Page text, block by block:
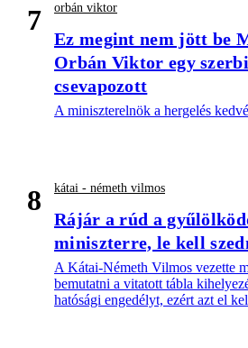
7 orbán viktor
Ez megint nem jött be
Orbán Viktor egy
csevapozott
A miniszterelnök a hergelés
8 kátai - németh vilmos
Rájár a rúd a
miniszterre, le kell
A Kátai-Németh Vilmos vezette
bemutatni a vitatott tábla
hatósági engedélyt, ezért azt el